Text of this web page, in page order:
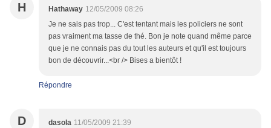
H Hathaway 12/05/2009 08:26
Je ne sais pas trop... C'est tentant mais les policiers ne sont
pas vraiment ma tasse de thé. Bon je note quand même parce
que je ne connais pas du tout les auteurs et qu'il est toujours
bon de découvrir...<br /> Bises a bientôt !
Répondre
D dasola 11/05/2009 21:39